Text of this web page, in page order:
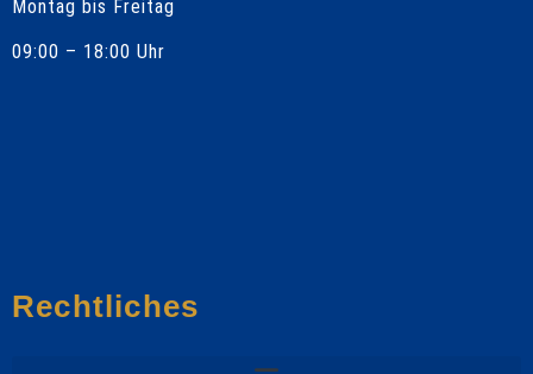
Montag bis Freitag
09:00 – 18:00 Uhr
Rechtliches